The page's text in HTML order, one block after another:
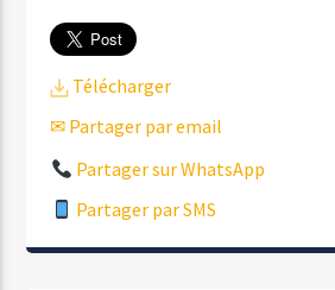
Télécharger
✉ Partager par email
Partager sur WhatsApp
Partager par SMS